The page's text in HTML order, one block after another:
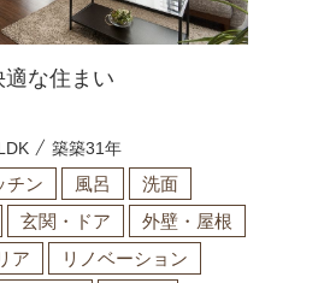
適な住まい
築築31年
チン 風呂
洗面
玄関・ドア
外壁・屋根
ア
リノベーション